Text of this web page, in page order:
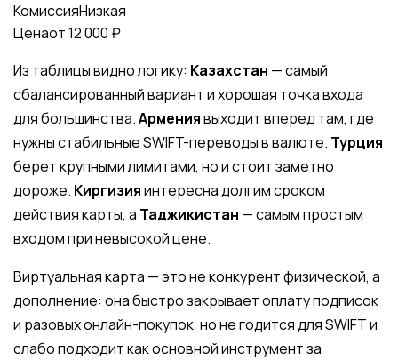
КомиссияНизкая
Ценаот 12 000 ₽
Из таблицы видно логику: Казахстан — самый
сбалансированный вариант и хорошая точка входа
для большинства.Армениявыходит вперед там, где
нужны стабильные SWIFT-переводы в валюте. Турция
берет крупными лимитами, но и стоит заметно
дороже. Киргизияинтересна долгим сроком
действия карты, а Таджикистан — самым простым
входом при невысокой цене.
Виртуальная карта — это не конкурент физической, а
дополнение: она быстро закрывает оплату подписок
и разовых онлайн-покупок, но не годится для SWIFT и
слабо подходит как основной инструмент за